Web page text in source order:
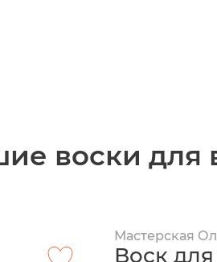
воски для
Мастерская
Воск